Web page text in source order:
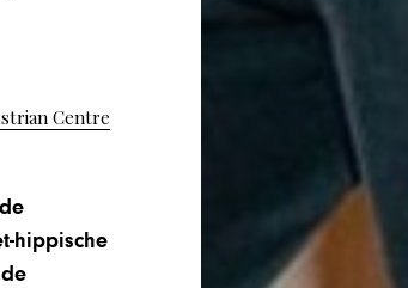
Centre
hippische